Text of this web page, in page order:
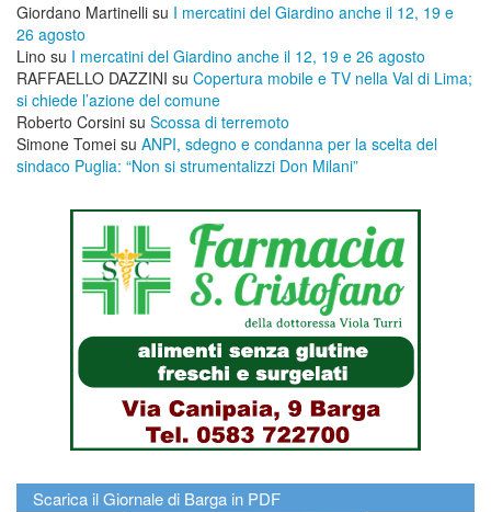
Giordano Martinelli su I mercatini del Giardino anche il 12, 19 e
26 agosto
Lino su I mercatini del Giardino anche il 12, 19 e 26 agosto
RAFFAELLO DAZZINI su ​Copertura mobile e TV nella Val di Lima;
si chiede l’azione del comune
Roberto Corsini su Scossa di terremoto
Simone Tomei su ANPI, sdegno e condanna per la scelta del
sindaco Puglia: “Non si strumentalizzi Don Milani”
Scarica il Giornale di Barga in PDF